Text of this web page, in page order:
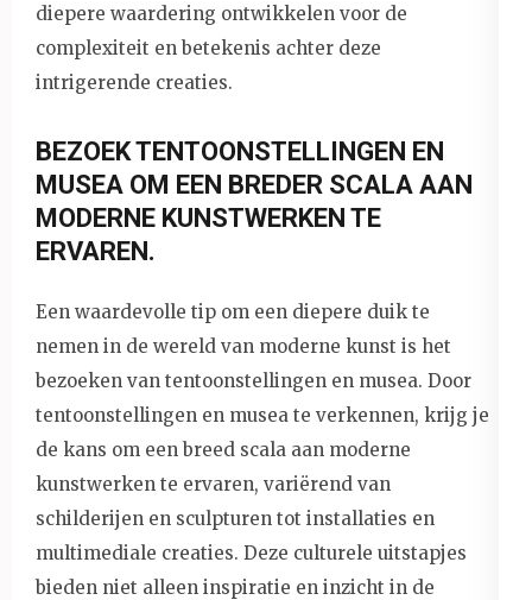
diepere waardering ontwikkelen voor de
complexiteit en betekenis achter deze
intrigerende creaties.
BEZOEK TENTOONSTELLINGEN EN
MUSEA OM EEN BREDER SCALA AAN
MODERNE KUNSTWERKEN TE
ERVAREN.
Een waardevolle tip om een diepere duik te
nemen in de wereld van moderne kunst is het
bezoeken van tentoonstellingen en musea. Door
tentoonstellingen en musea te verkennen, krijg je
de kans om een breed scala aan moderne
kunstwerken te ervaren, variërend van
schilderijen en sculpturen tot installaties en
multimediale creaties. Deze culturele uitstapjes
bieden niet alleen inspiratie en inzicht in de